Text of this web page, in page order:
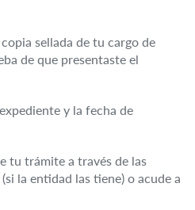
sellada de tu cargo de
de que presentaste el
y la fecha de
tu trámite a través de las
la entidad las tiene) o acude a